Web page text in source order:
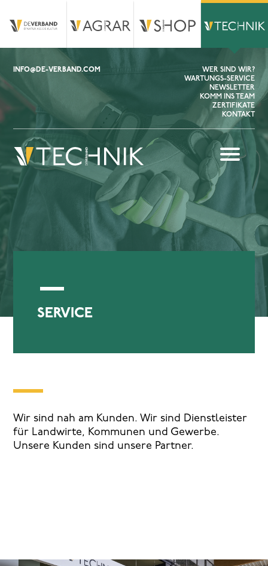
INFO@DE-VERBAND.COM
WER SIND WIR?
WARTUNGS-SERVICE
NEWSLETTER
KOMM INS TEAM
ZERTIFIKATE
KONTAKT
SERVICE
Wir sind nah am Kunden. Wir sind Dienstleister
für Landwirte, Kommunen und Gewerbe.
Unsere Kunden sind unsere Partner.